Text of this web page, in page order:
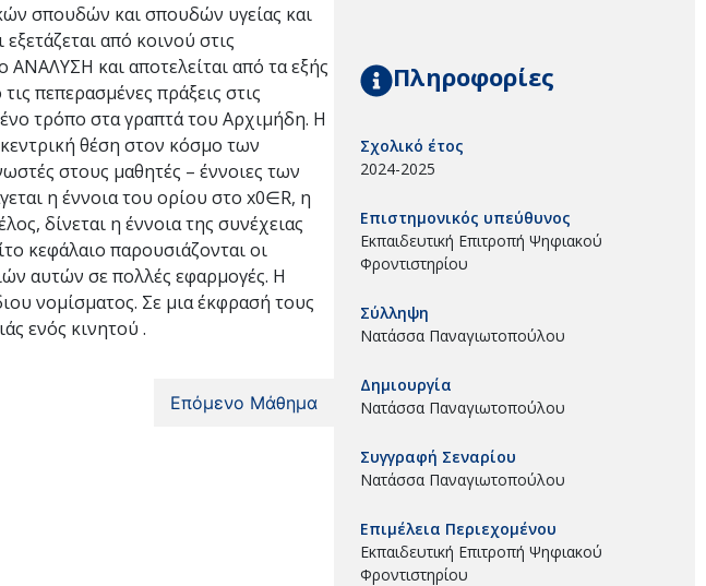
σπουδών και σπουδών υγείας και
από κοινού στις
ΑΝΑΛΥΣΗ και αποτελείται από τα εξής
πεπερασμένες πράξεις στις
τρόπο στα γραπτά του Αρχιμήδη. Η
θέση στον κόσμο των
στους μαθητές – έννοιες των
η έννοια του ορίου στο x0∈R, η
δίνεται η έννοια της συνέχειας
κεφάλαιο παρουσιάζονται οι
αυτών σε πολλές εφαρμογές. Η
νομίσματος. Σε μια έκφρασή τους
ενός κινητού .
Επόμενο Μάθημα
Πληροφορίες
Σχολικό έτος
2024-2025
Επιστημονικός υπεύθυνος
Εκπαιδευτική Επιτροπή Ψηφιακού
Φροντιστηρίου
Σύλληψη
Νατάσσα Παναγιωτοπούλου
Δημιουργία
Νατάσσα Παναγιωτοπούλου
Συγγραφή Σεναρίου
Νατάσσα Παναγιωτοπούλου
Επιμέλεια Περιεχομένου
Εκπαιδευτική Επιτροπή Ψηφιακού
Φροντιστηρίου